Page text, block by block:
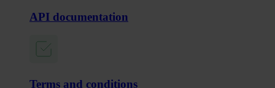
API documentation
Terms and conditions